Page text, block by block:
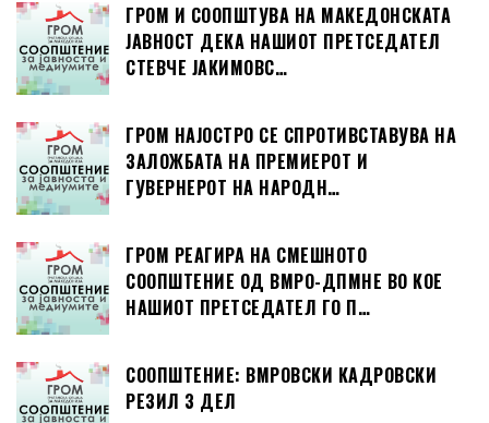
ГРОМ И СООПШТУВА НА МАКЕДОНСКАТА
ЈАВНОСТ ДЕКА НАШИОТ ПРЕТСЕДАТЕЛ
СТЕВЧЕ ЈАКИМОВС…
ГРОМ НАЈОСТРО СЕ СПРОТИВСТАВУВА НА
ЗАЛОЖБАТА НА ПРЕМИЕРОТ И
ГУВЕРНЕРОТ НА НАРОДН…
ГРОМ РЕАГИРА НА СМЕШНОТО
СООПШТЕНИЕ ОД ВМРО-ДПМНЕ ВО КОЕ
НАШИОТ ПРЕТСЕДАТЕЛ ГО П…
СООПШТЕНИЕ: ВМРОВСКИ КАДРОВСКИ
РЕЗИЛ 3 ДЕЛ